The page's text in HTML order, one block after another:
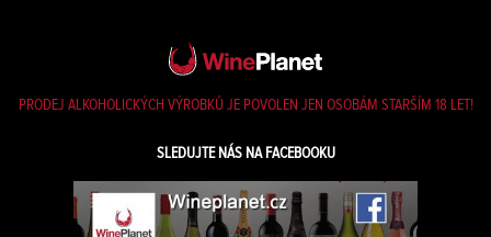
PRODEJ ALKOHOLICKÝCH VÝROBKŮ JE POVOLEN JEN OSOBÁM STARŠÍM 18 LET!
SLEDUJTE NÁS NA FACEBOOKU